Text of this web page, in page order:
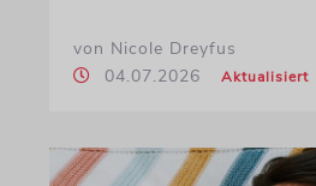
von Nicole Dreyfus
04.07.2026
Aktualisiert